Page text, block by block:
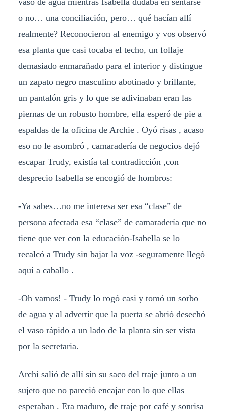
o no… una conciliación, pero… qué hacían allí
realmente? Reconocieron al enemigo y vos observó
esa planta que casi tocaba el techo, un follaje
demasiado enmarañado para el interior y distingue
un zapato negro masculino abotinado y brillante,
un pantalón gris y lo que se adivinaban eran las
piernas de un robusto hombre, ella esperó de pie a
espaldas de la oficina de Archie . Oyó risas , acaso
eso no le asombró , camaradería de negocios dejó
escapar Trudy, existía tal contradicción ,con
desprecio Isabella se encogió de hombros:
-Ya sabes…no me interesa ser esa “clase” de
persona afectada esa “clase” de camaradería que no
tiene que ver con la educación-Isabella se lo
recalcó a Trudy sin bajar la voz -seguramente llegó
aquí a caballo .
-Oh vamos! - Trudy lo rogó casi y tomó un sorbo
de agua y al advertir que la puerta se abrió desechó
el vaso rápido a un lado de la planta sin ser vista
por la secretaria.
Archi salió de allí sin su saco del traje junto a un
sujeto que no pareció encajar con lo que ellas
esperaban . Era maduro, de traje por café y sonrisa